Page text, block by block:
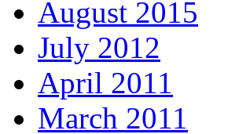
August 2015
July 2012
April 2011
March 2011